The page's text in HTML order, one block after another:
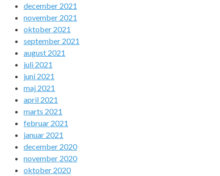
december 2021
november 2021
oktober 2021
september 2021
august 2021
juli 2021
juni 2021
maj 2021
april 2021
marts 2021
februar 2021
januar 2021
december 2020
november 2020
oktober 2020